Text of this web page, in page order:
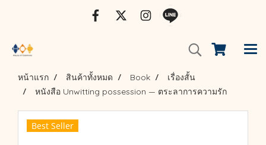
หน้าแรก สินค้าทั้งหมด Book
เรื่องสั้น
หนังสือ Unwitting possession — ตระลาการความรัก
Best Seller